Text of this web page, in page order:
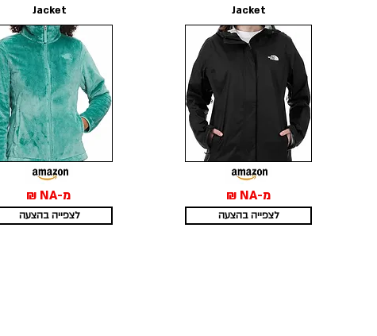
Jacket
מ-NA ₪
לצפייה בהצעה
Jacket
מ-NA ₪
לצפייה בהצעה